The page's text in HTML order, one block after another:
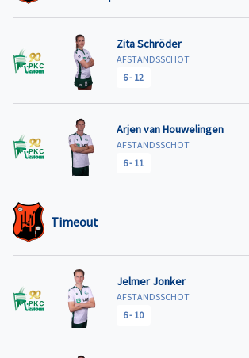
Zita Schröder
AFSTANDSSCHOT
6- 12
Arjen van Houwelingen
AFSTANDSSCHOT
6- 11
Timeout
Jelmer Jonker
AFSTANDSSCHOT
6- 10